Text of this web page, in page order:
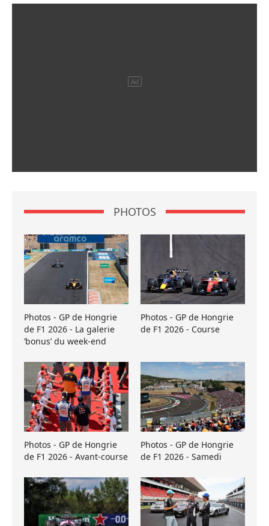
PHOTOS
Photos - GP de Hongrie
de F1 2026 - La galerie
’bonus’ du week-end
Photos - GP de Hongrie
de F1 2026 - Course
Photos - GP de Hongrie
de F1 2026 - Avant-course
Photos - GP de Hongrie
de F1 2026 - Samedi